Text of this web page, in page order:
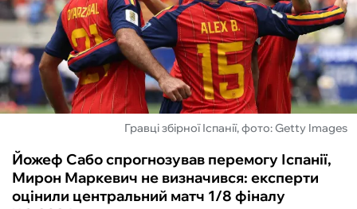
ІНШІ
БУКМЕКЕРИ
Гравці збірної Іспанії, фото: Getty Images
Йожеф Сабо спрогнозував перемогу Іспанії,
Мирон Маркевич не визначився: експерти
оцінили центральний матч 1/8 фіналу